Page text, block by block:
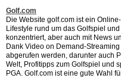
Golf.com
Die Website golf.com ist ein
Lifestyle rund um das Golfspiel
konzentriert, aber auch mit News
Dank Video on Demand-
abgerufen werden, darunter auch
Welt, Profitipps zum Golfspiel und
PGA. Golf.com ist eine gute Wahl